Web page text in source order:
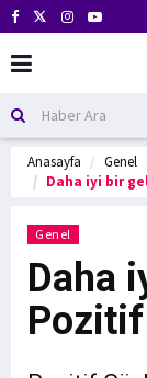
Anasayfa
Genel
Daha iyi bir
Genel
Daha
Pozitif